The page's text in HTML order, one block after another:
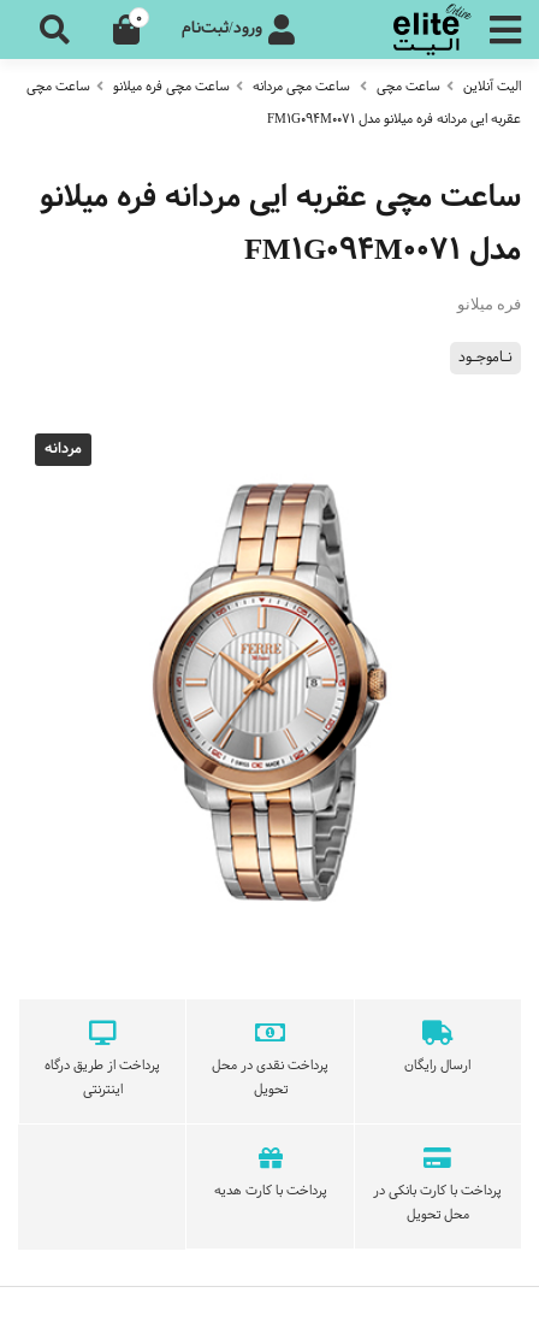
ورود/ثبت‌نام 0
الیت آنلاین ساعت مچی ساعت مچی مردانه ساعت مچی فره میلانو
ساعت مچی
عقربه ایی مردانه فره میلانو مدل FM1G094M0071
ساعت مچی عقربه ایی مردانه فره میلانو
مدل FM1G094M0071
فره میلانو
نـاموجـود
مردانه
ارسال رایگان
پرداخت نقدی در محل
تحویل
پرداخت از طریق درگاه
اینترنتی
پرداخت با کارت بانکی در
محل تحویل
پرداخت با کارت هدیه